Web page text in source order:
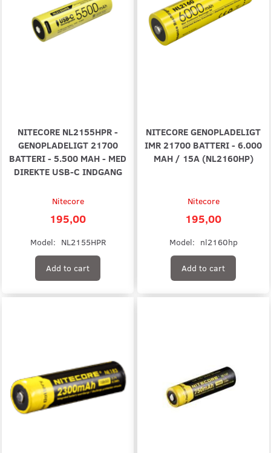
NITECORE NL2155HPR -
GENOPLADELIGT 21700
BATTERI - 5.500 MAH - MED
DIREKTE USB-C INDGANG
Nitecore
195,00
Model: NL2155HPR
Add to cart
NITECORE GENOPLADELIGT
IMR 21700 BATTERI - 6.000
MAH / 15A (NL2160HP)
Nitecore
195,00
Model: nl2160hp
Add to cart